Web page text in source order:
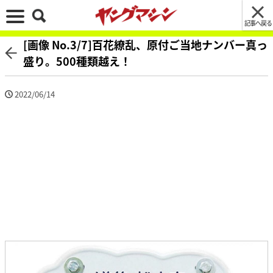
記事へ戻る
[画像 No.3/7]百花繚乱、原付ご当地ナンバー真っ
盛り。500種類越え！
2022/06/14